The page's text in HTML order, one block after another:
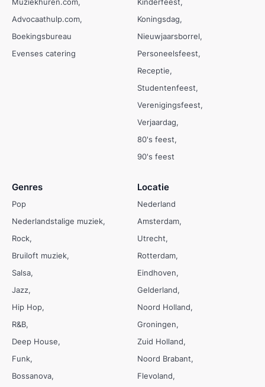
Advocaathulp.com
Boekingsbureau
Evenses catering
Koningsdag
Nieuwjaarsborrel
Personeelsfeest
Receptie
Studentenfeest
Verenigingsfeest
Verjaardag
80's feest
90's feest
Genres
Pop
Nederlandstalige muziek
Rock
Bruiloft muziek
Salsa
Jazz
Hip Hop
R&B
Deep House
Funk
Bossanova
Locatie
Nederland
Amsterdam
Utrecht
Rotterdam
Eindhoven
Gelderland
Noord Holland
Groningen
Zuid Holland
Noord Brabant
Flevoland